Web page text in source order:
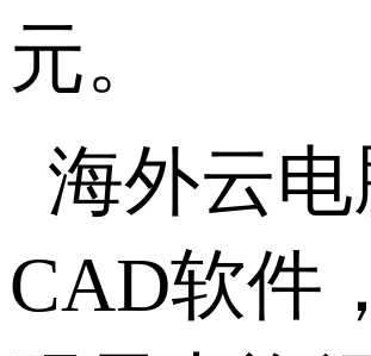
元。
海外云
CAD软件